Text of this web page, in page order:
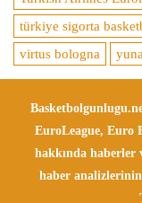
türkiye sigorta
virtus bologna
EuroLeague, Euro
hakkında haberler
haber